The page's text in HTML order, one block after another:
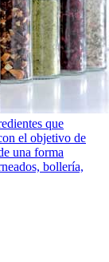
que
el objetivo de
una forma
bollería,